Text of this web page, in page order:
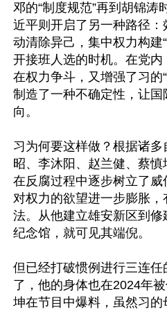
邓的“制度规范”再到胡锦涛
近平则开启了另一种路径
动清除异己，集中权力构建
开接班人选的时机。在党
在权力争斗，又增强了习的
制造了一种不确定性，让
向。
习为何要这样做？根据诸
昭、李沐阳、赵兰健、蔡慎
在反腐过程中逐步树立了威
对权力的欲望进一步膨胀
法。从他建立雄安新区到
纪念馆，就可见其端倪。
但已经打破惯例进行三连任
了，他的身体也在2024年
坤在节目中爆料，虽然习